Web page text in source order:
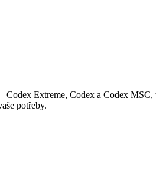
Extreme, Codex a Codex
potřeby.